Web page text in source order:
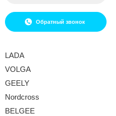
Обратный звонок
LADA
VOLGA
GEELY
Nordcross
BELGEE